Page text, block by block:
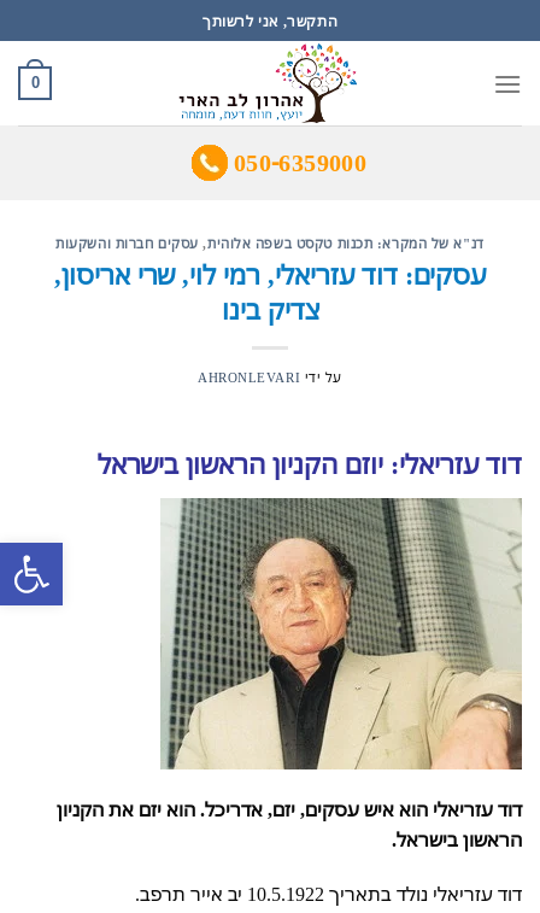
פתח
to
content
התקשר, אני לרשותך
0
050-6359000
דנ"א של המקרא: תכנות טקסט בשפה אלוהית, עסקים חברות והשקעות
עסקים: דוד עזריאלי, רמי לוי, שרי אריסון,
צדיק בינו
על ידי AHRONLEVARI
דוד עזריאלי: יוזם הקניון הראשון בישראל
דוד עזריאלי הוא איש עסקים, יזם, אדריכל. הוא יזם את הקניון
הראשון בישראל.
דוד עזריאלי נולד בתאריך 10.5.1922 יב אייר תרפב.